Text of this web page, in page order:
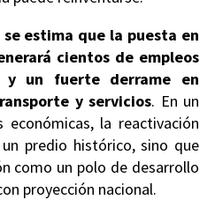
se estima que la puesta en
cientos de empleos
y un fuerte derrame en
y servicios. En un
la reactivación
predio histórico, sino que
como un polo de desarrollo
proyección nacional.